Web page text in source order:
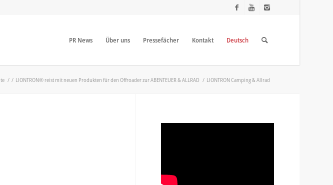
PR News Über uns Pressefächer Kontakt Deutsch
/ / LIONTRON® reist mit neuen Produkten für den Offroader zur ABENTEUER & ALLRAD / LIONTRON Camping & Allrad